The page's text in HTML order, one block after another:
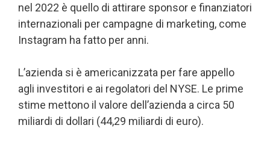
nel 2022 è quello di attirare sponsor e finanziatori
internazionali per campagne di marketing, come
Instagram ha fatto per anni.
L’azienda si è americanizzata per fare appello
agli investitori e ai regolatori del NYSE. Le prime
stime mettono il valore dell’azienda a circa 50
miliardi di dollari (44,29 miliardi di euro).